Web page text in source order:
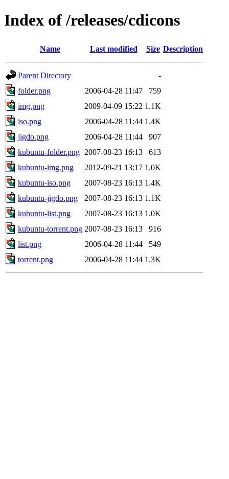
Index of /releases/cdicons
Name Last modified Size Description
Parent Directory
-
folder.png
2006-04-28 11:47
759
img.png
2009-04-09 15:22 1.1K
iso.png
2006-04-28 11:44 1.4K
jigdo.png
2006-04-28 11:44
907
kubuntu-folder.png 2007-08-23 16:13
613
kubuntu-img.png
2012-09-21 13:17 1.0K
kubuntu-iso.png
2007-08-23 16:13 1.4K
kubuntu-jigdo.png
2007-08-23 16:13 1.1K
kubuntu-list.png
2007-08-23 16:13 1.0K
kubuntu-torrent.png 2007-08-23 16:13
916
list.png
2006-04-28 11:44
549
torrent.png
2006-04-28 11:44 1.3K